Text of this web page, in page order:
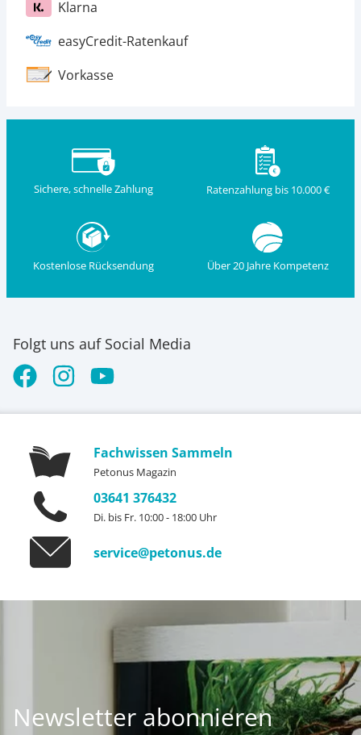
Klarna
easyCredit-Ratenkauf
Vorkasse
Sichere, schnelle Zahlung Ratenzahlung bis 10.000 €
Kostenlose Rücksendung Über 20 Jahre Kompetenz
Folgt uns auf Social Media
Fachwissen Sammeln
Petonus Magazin
03641 376432
Di. bis Fr. 10:00 - 18:00 Uhr
service@petonus.de
Newsletter abonnieren